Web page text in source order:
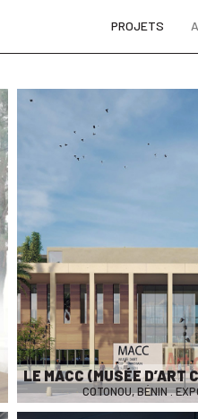
PROJETS
LE MACC (MUSÉE D’ART
COTONOU, BÉNIN .